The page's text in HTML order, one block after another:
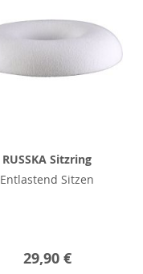
RUSSKA Sitzring
Entlastend Sitzen
29,90 €